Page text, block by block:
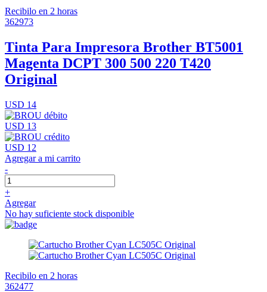
Recibilo en 2 horas
362973
Tinta Para Impresora Brother BT5001
Magenta DCPT 300 500 220 T420
Original
USD 14
USD 13
USD 12
Agregar a mi carrito
-
+
Agregar
No hay suficiente stock disponible
Recibilo en 2 horas
362477